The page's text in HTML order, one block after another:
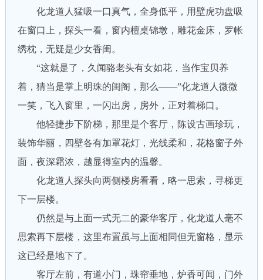
化龙道人猛吸一口真气，全身低平，用壁虎功盘吸
在窗口上，探头一看，窗内檀桌锦墩，雕花金床，罗帐
绣枕，无疑是少女香闺。
“这就是了，久闻骆老头有女如花，当作宝贝养
着，猜当是掌上明珠的闺阁，那么——”化龙道人微微
一笑，飞入窗里，一闪出房，房外，正对着梯口。
他轻捷步下阶梯，那里是个客厅，陈设古画珍玩，
装饰华丽，四壁各有加罩花灯，光线柔和，花格窗子外
面，夜深霜浓，越显得室内的温馨。
化龙道人探头向两侧楼房看看，略一思索，寻梯更
下一层楼。
仍然是与上面一式无二的豪华客厅，化龙道人毫不
思索再下层楼，这里布置虽与上面相同但无窗格，显示
这已经是地下了。
客厅左前，有道小门，珠帘垂地，炉香可闻，门外